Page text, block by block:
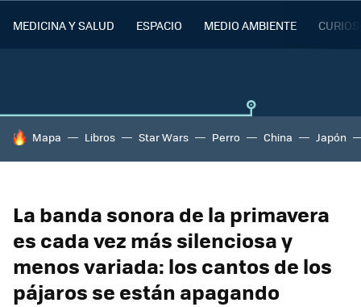
MEDICINA Y SALUD ESPACIO MEDIO AMBIENTE
HOY SE HABLA DE
Mapa Libros Star Wars Perro China Japón
La banda sonora de la primavera
es cada vez más silenciosa y
menos variada: los cantos de los
pájaros se están apagando